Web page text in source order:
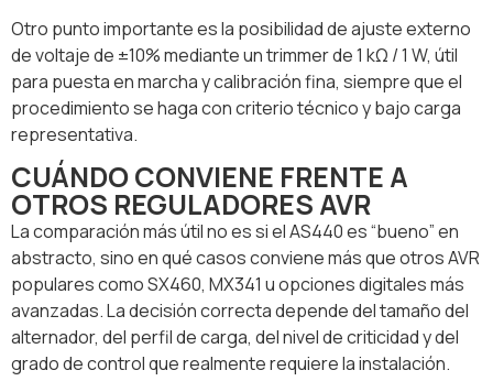
Otro punto importante es la posibilidad de ajuste externo
de voltaje de ±10% mediante un trimmer de 1 kΩ / 1 W, útil
para puesta en marcha y calibración fina, siempre que el
procedimiento se haga con criterio técnico y bajo carga
representativa.
CUÁNDO CONVIENE FRENTE A
OTROS REGULADORES AVR
La comparación más útil no es si el AS440 es “bueno” en
abstracto, sino en qué casos conviene más que otros AVR
populares como SX460, MX341 u opciones digitales más
avanzadas. La decisión correcta depende del tamaño del
alternador, del perfil de carga, del nivel de criticidad y del
grado de control que realmente requiere la instalación.